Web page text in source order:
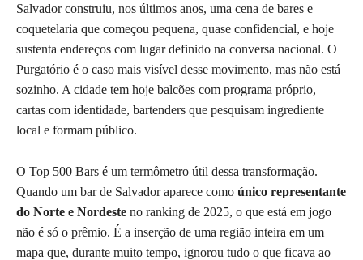
Salvador construiu, nos últimos anos, uma cena de bares e
coquetelaria que começou pequena, quase confidencial, e hoje
sustenta endereços com lugar definido na conversa nacional. O
Purgatório é o caso mais visível desse movimento, mas não está
sozinho. A cidade tem hoje balcões com programa próprio,
cartas com identidade, bartenders que pesquisam ingrediente
local e formam público.
O Top 500 Bars é um termômetro útil dessa transformação.
Quando um bar de Salvador aparece como único representante
do Norte e Nordeste no ranking de 2025, o que está em jogo
não é só o prêmio. É a inserção de uma região inteira em um
mapa que, durante muito tempo, ignorou tudo o que ficava ao